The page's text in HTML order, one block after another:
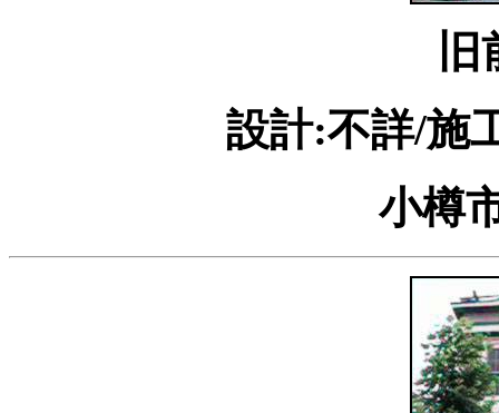
設計:不詳/施
小樽